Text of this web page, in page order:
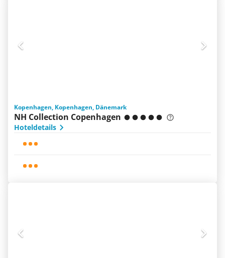
Kopenhagen, Kopenhagen, Dänemark
NH Collection Copenhagen
Hoteldetails